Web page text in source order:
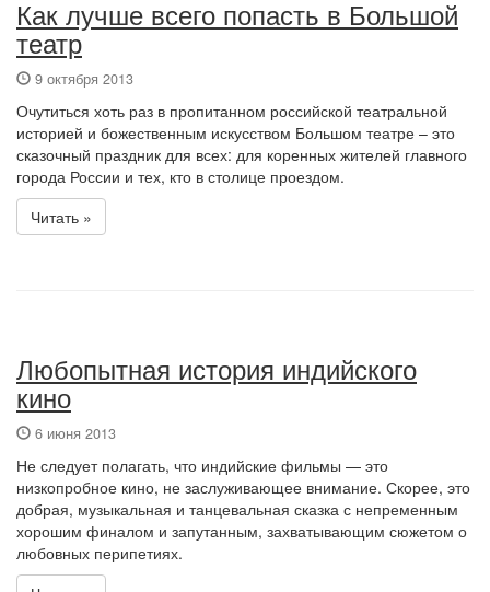
Как лучше всего попасть в Большой
театр
9 октября 2013
Очутиться хоть раз в пропитанном российской театральной
историей и божественным искусством Большом театре – это
сказочный праздник для всех: для коренных жителей главного
города России и тех, кто в столице проездом.
Читать »
Любопытная история индийского
кино
6 июня 2013
Не следует полагать, что индийские фильмы — это
низкопробное кино, не заслуживающее внимание. Скорее, это
добрая, музыкальная и танцевальная сказка с непременным
хорошим финалом и запутанным, захватывающим сюжетом о
любовных перипетиях.